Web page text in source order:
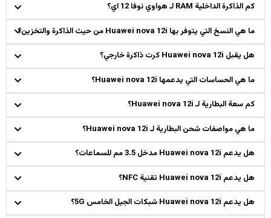
كم الذاكرة الداخلية RAM لـ هواوي نوفا 12 اي؟
ما هي النسخ التي يتوفر بها Huawei nova 12i من حيث الذاكرة والتخزين؟
هل يقبل Huawei nova 12i كرت ذاكرة خارجي؟
ما هي الحساسات التي يدعمها Huawei nova 12i؟
كم سعة البطارية لـ Huawei nova 12i؟
ما هي مواصفات شحن البطارية لـ Huawei nova 12i؟
هل يدعم Huawei nova 12i مدخل 3.5 مم للسماعات؟
هل يدعم Huawei nova 12i تقنية NFC؟
هل يدعم Huawei nova 12i شبكات الجيل الخامس 5G؟